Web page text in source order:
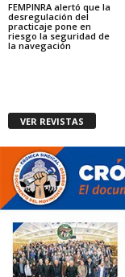
FEMPINRA alertó que la
desregulación del
practicaje pone en
riesgo la seguridad de
la navegación
VER REVISTAS